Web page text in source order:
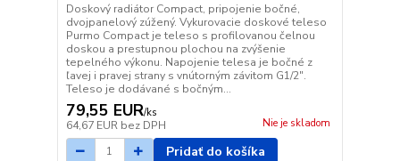
Doskový radiátor Compact, pripojenie bočné,
dvojpanelový zúžený. Vykurovacie doskové teleso
Purmo Compact je teleso s profilovanou čelnou
doskou a prestupnou plochou na zvýšenie
tepelného výkonu. Napojenie telesa je bočné z
ľavej i pravej strany s vnútorným závitom G1/2".
Teleso je dodávané s bočným...
79,55 EUR/ks
64,67 EUR bez DPH Nie je skladom
Pridať do košíka